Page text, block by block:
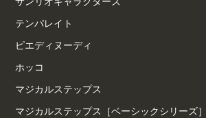
テンパレイト
ピエディヌーディ
ホッコ
マジカルステップス
マジカルステップス［ベーシックシリーズ］